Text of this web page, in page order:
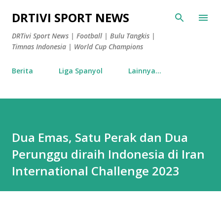
Langsung ke konten utama
DRTIVI SPORT NEWS
DRTivi Sport News | Football | Bulu Tangkis |
Timnas Indonesia | World Cup Champions
Berita Liga Spanyol Lainnya…
Dua Emas, Satu Perak dan Dua
Perunggu diraih Indonesia di Iran
International Challenge 2023